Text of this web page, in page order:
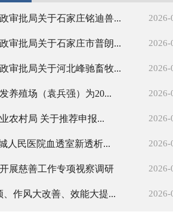
审批局关于石家庄铭迪兽... 2026-
审批局关于石家庄市普朗... 2026-
审批局关于河北峰驰畜牧... 2026-
养殖场（袁兵强）为20... 2026-
农村局 关于推荐申报... 2026-
人民医院血透室新透析... 2026-
展慈善工作专项视察调研 2026-
、作风大改善、效能大提... 2026-